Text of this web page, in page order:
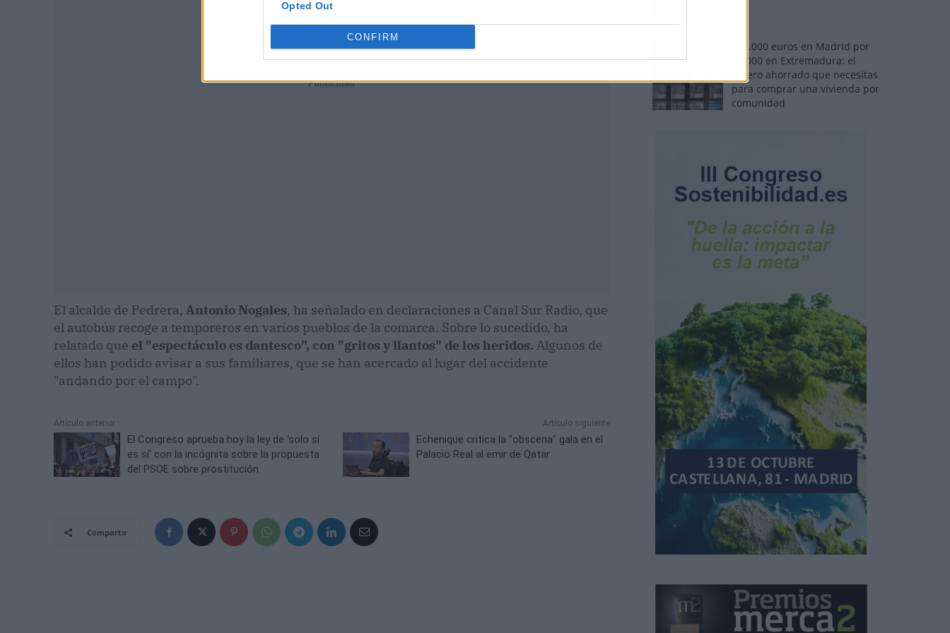
Opted Out
CONFIRM
Publicidad
El alcalde de Pedrera, Antonio Nogales, ha señalado en declaraciones a Canal Sur Radio, que
el autobús recoge a temporeros en varios pueblos de la comarca. Sobre lo sucedido, ha
relatado que el "espectáculo es dantesco", con "gritos y llantos" de los heridos. Algunos de
ellos han podido avisar a sus familiares, que se han acercado al lugar del accidente
"andando por el campo".
Artículo anterior
El Congreso aprueba hoy la ley de 'solo sí
es sí' con la incógnita sobre la propuesta
del PSOE sobre prostitución
Artículo siguiente
Echenique critica la "obscena" gala en el
Palacio Real al emir de Qatar
Compartir
110.000 euros en Madrid por
31.000 en Extremadura: el
dinero ahorrado que necesitas
para comprar una vivienda por
comunidad